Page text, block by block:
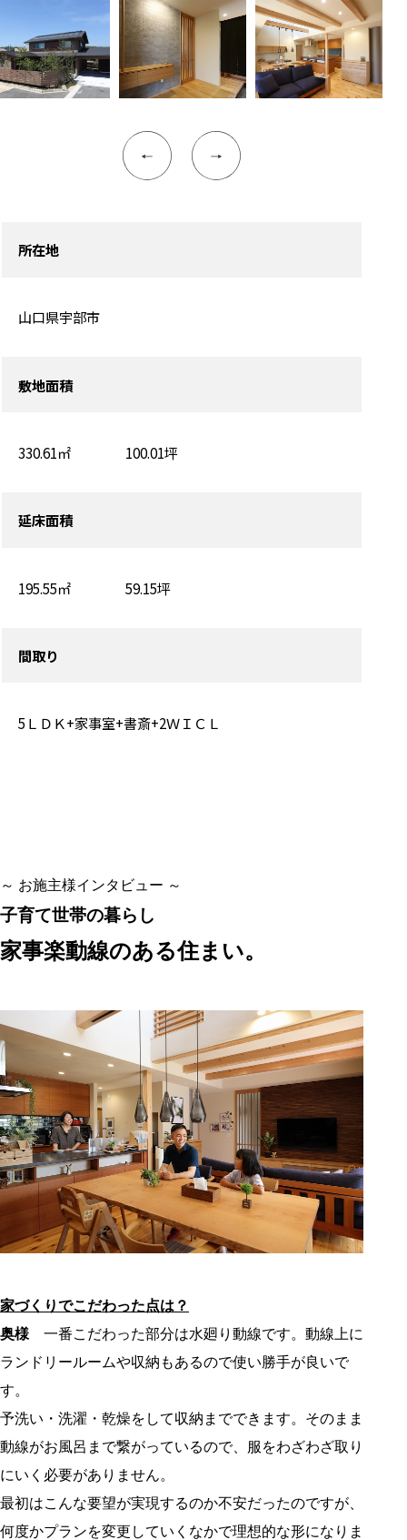
所在地
山口県宇部市
敷地面積
330.61㎡ 100.01坪
延床面積
195.55㎡ 59.15坪
間取り
5ＬＤＫ+家事室+書斎+2ＷＩＣＬ
～ お施主様インタビュー ～
子育て世帯の暮らし
家事楽動線のある住まい。
家づくりでこだわった点は？
奥様 一番こだわった部分は水廻り動線です。動線上に
ランドリールームや収納もあるので使い勝手が良いで
す。
予洗い・洗濯・乾燥をして収納までできます。そのまま
動線がお風呂まで繋がっているので、服をわざわざ取り
にいく必要がありません。
最初はこんな要望が実現するのか不安だったのですが、
何度かプランを変更していくなかで理想的な形になりま